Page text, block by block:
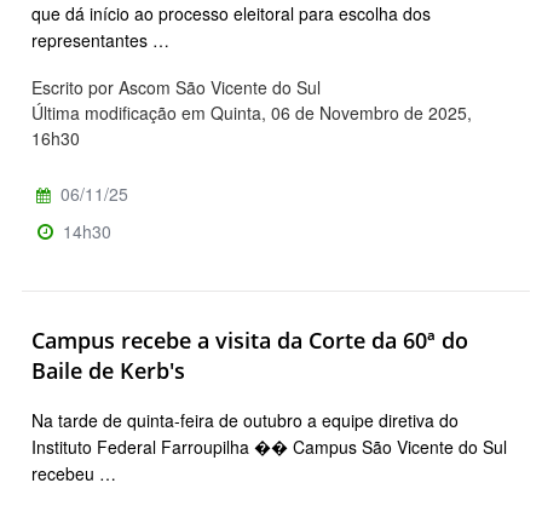
que dá início ao processo eleitoral para escolha dos
representantes …
Escrito por Ascom São Vicente do Sul
Última modificação em Quinta, 06 de Novembro de 2025,
16h30
06/11/25
14h30
Campus recebe a visita da Corte da 60ª do
Baile de Kerb's
Na tarde de quinta-feira de outubro a equipe diretiva do
Instituto Federal Farroupilha �� Campus São Vicente do Sul
recebeu …